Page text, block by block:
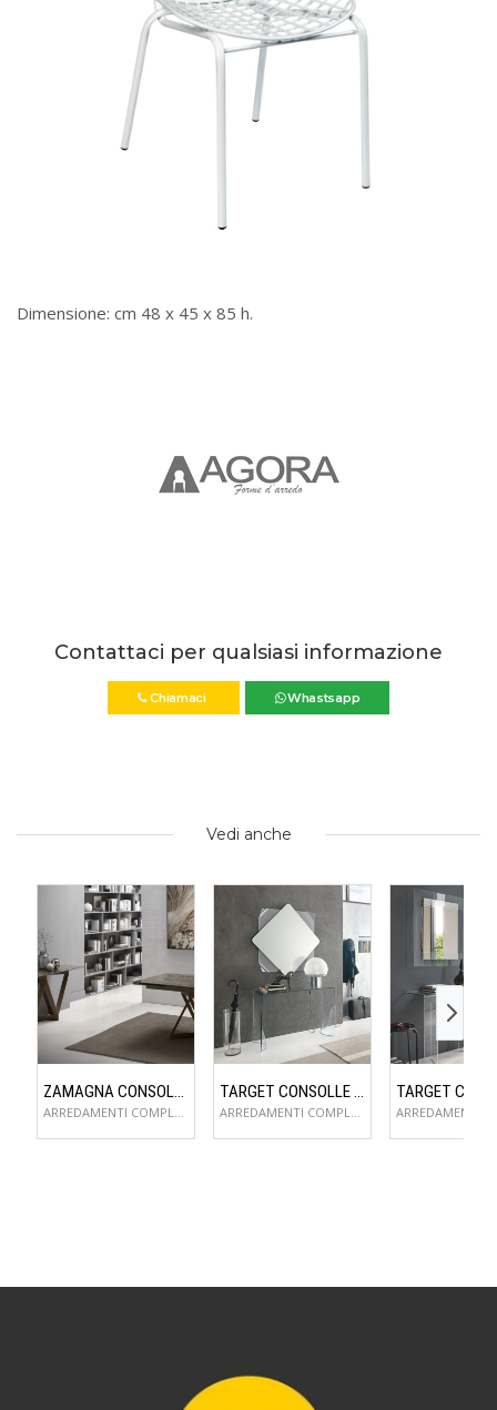
Dimensione: cm 48 x 45 x 85 h.
Contattaci per qualsiasi informazione
Chiamaci Whastsapp
Vedi anche
ZAMAGNA CONSOLLE FLAME
ARREDAMENTI COMPLEMENTI D'ARREDO
TARGET CONSOLLE LYNX
ARREDAMENTI COMPLEMENTI D'ARREDO